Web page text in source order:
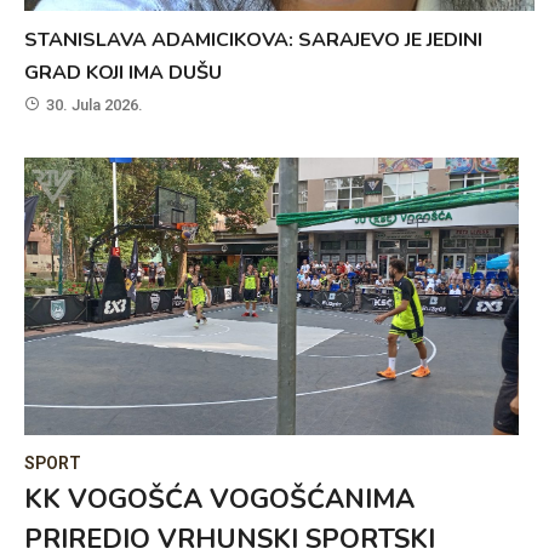
STANISLAVA ADAMICIKOVA: SARAJEVO JE JEDINI
GRAD KOJI IMA DUŠU
30. Jula 2026.
SPORT
KK VOGOŠĆA VOGOŠĆANIMA
PRIREDIO VRHUNSKI SPORTSKI